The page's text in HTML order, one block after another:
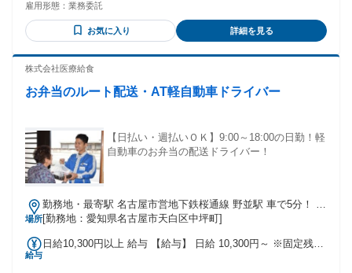
きれば大丈夫!!／ 【歓迎条件】 ・未経験者歓迎 ・週休2日で
働きたい ・ドライバーとして働きたい ・運転手として働きた
い ・高収入で働きたい ・地元で働きたい ・将来独立したい
事がしたい方 ・直行直帰で働きたい方
雇用形態： 業務委託
お気に入り 詳細を見る
株式会社医療給食
お弁当のルート配送・AT軽自動車ドライバー
【日払い・週払いＯＫ】9:00～18:00の日勤！軽
自動車のお弁当の配送ドライバー！
場所
勤務地・最寄駅 名古屋市営地下鉄桜通線 野並駅 車で5分！ 名
古屋市営地下鉄桜通線 鶴里駅 車で5分！ 名古屋市営地下鉄桜
[勤務地：愛知県名古屋市天白区中坪町]
給与
日給10,300円以上 給与 【給与】 日給 10,300円～ ※固定残業